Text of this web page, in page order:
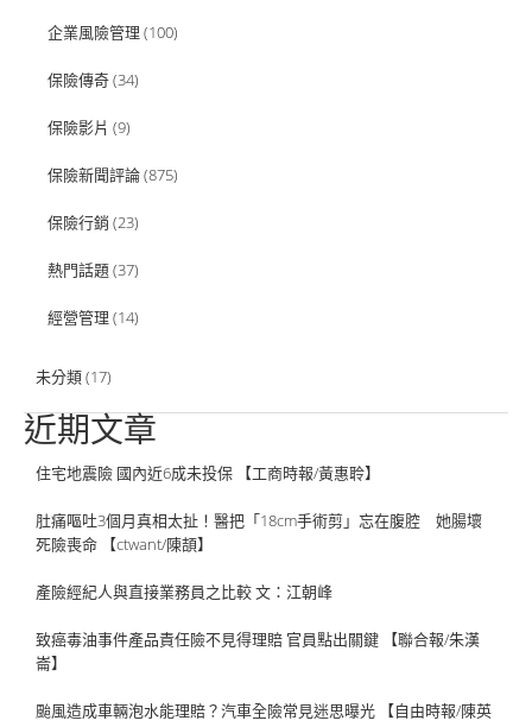
企業風險管理 (100)
保險傳奇(34)
保險影片 (9)
保險新聞評論(875)
保險行銷 (23)
熱門話題(37)
經營管理 (14)
未分類(17)
近期文章
住宅地震險 國內近6成未投保 【工商時報/黃惠聆】
肚痛嘔吐3個月真相太扯！醫把「18cm手術剪」忘在腹腔 她腸壞
死險喪命 【ctwant/陳頡】
產險經紀人與直接業務員之比較 文：江朝峰
致癌毒油事件產品責任險不見得理賠 官員點出關鍵 【聯合報/朱漢
崙】
颱風造成車輛泡水能理賠？汽車全險常見迷思曝光 【自由時報/陳英